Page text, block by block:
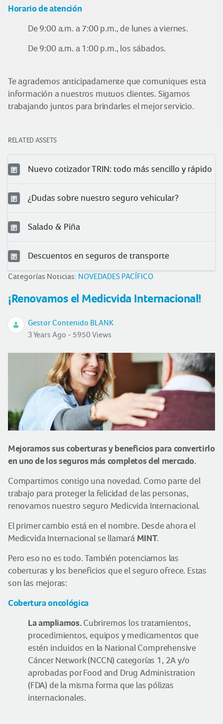
Horario de atención
De 9:00 a.m. a 7:00 p.m., de lunes a viernes.
De 9:00 a.m. a 1:00 p.m., los sábados.
Te agrademos anticipadamente que comuniques esta
información a nuestros mutuos clientes. Sigamos
trabajando juntos para brindarles el mejor servicio.
RELATED ASSETS
Nuevo cotizador TRIN: todo más sencillo y rápido
¿Dudas sobre nuestro seguro vehicular?
Salado & Piña
Descuentos en seguros de transporte
Categorías Noticias: NOVEDADES PACÍFICO
¡Renovamos el Medicvida Internacional!
Gestor Contenido BLANK
3 Years Ago - 5950 Views
Mejoramos sus coberturas y beneficios para convertirlo
en uno de los seguros más completos del mercado.
Compartimos contigo una novedad. Como parte del
trabajo para proteger la felicidad de las personas,
renovamos nuestro seguro Medicvida Internacional.
El primer cambio está en el nombre. Desde ahora el
Medicvida Internacional se llamará MINT.
Pero eso no es todo. También potenciamos las
coberturas y los beneficios que el seguro ofrece. Estas
son las mejoras:
Cobertura oncológica
La ampliamos. Cubriremos los tratamientos,
procedimientos, equipos y medicamentos que
estén incluidos en la National Comprehensive
Cáncer Network (NCCN) categorías 1, 2A y/o
aprobadas por Food and Drug Administration
(FDA) de la misma forma que las pólizas
internacionales.